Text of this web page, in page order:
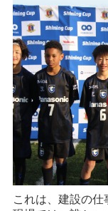
これは、建設の仕